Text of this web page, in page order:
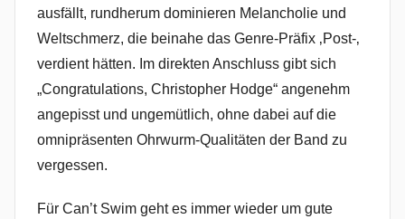
ausfällt, rundherum dominieren Melancholie und
Weltschmerz, die beinahe das Genre-Präfix ‚Post-‚
verdient hätten. Im direkten Anschluss gibt sich
„Congratulations, Christopher Hodge“ angenehm
angepisst und ungemütlich, ohne dabei auf die
omnipräsenten Ohrwurm-Qualitäten der Band zu
vergessen.
Für Can’t Swim geht es immer wieder um gute